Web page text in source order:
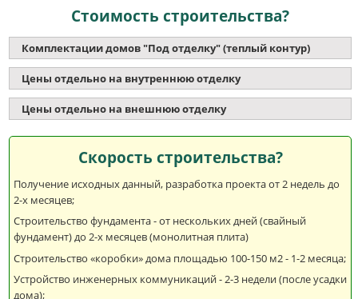
Стоимость строительства?
Комплектации домов "Под отделку" (теплый контур)
Цены отдельно на внутреннюю отделку
Цены отдельно на внешнюю отделку
Скорость строительства?
Получение исходных данный, разработка проекта от 2 недель до
2-х месяцев;
Строительство фундамента - от нескольких дней (свайный
фундамент) до 2-х месяцев (монолитная плита)
Строительство «коробки» дома площадью 100-150 м2 - 1-2 месяца;
Устройство инженерных коммуникаций - 2-3 недели (после усадки
дома);